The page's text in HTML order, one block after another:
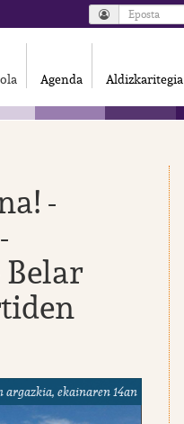
Agenda Aldizkaritegia
-
Belar
ekainaren 14an